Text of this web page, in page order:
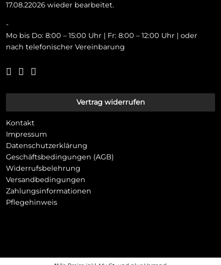
17.08.22026 wieder bearbeitet.
-
Mo bis Do: 8:00 – 15:00 Uhr | Fr: 8:00 – 12:00 Uhr | oder
nach telefonischer Vereinbarung
Vertrag widerrufen
Kontakt
Impressum
Datenschutzerklärung
Geschäftsbedingungen (AGB)
Widerrufsbelehrung
Versandbedingungen
Zahlungsinformationen
Pflegehinweis